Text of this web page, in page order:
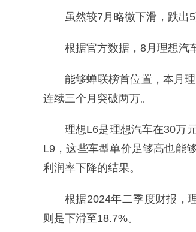
虽然较7月略微下滑，跌出
根据官方数据，8月理想汽
能够蝉联榜首位置，本月
连续三个月突破两万。
理想L6是理想汽车在30万
L9，这些车型单价足够高也能
利润率下降的结果。
根据2024年二季度财报，
则是下滑至18.7%。